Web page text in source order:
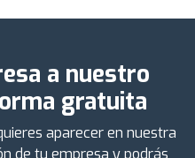
a nuestro
gratuita
aparecer en nuestra
de tu empresa y podrás